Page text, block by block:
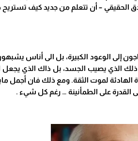
الحقيقي – أن تتعلم من جديد كيف
إلى الوعود الكبيرة، بل الى أناس
الذي يصيب الجسد، بل ذاك الذي يجعل
الهادئة لموت الثقة. ومع ذلك فان أجمل
على الطمأنينة … رغم كل شيء .